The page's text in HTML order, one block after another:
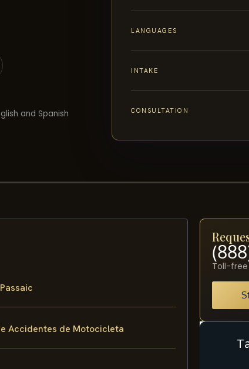
and Spanish
LANGUAGES
INTAKE
CONSULTATION
Accidentes de Motocicleta
Toll-free